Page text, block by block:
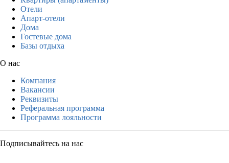
Отели
Апарт-отели
Дома
Гостевые дома
Базы отдыха
О нас
Компания
Вакансии
Реквизиты
Реферальная программа
Программа лояльности
Подписывайтесь на нас